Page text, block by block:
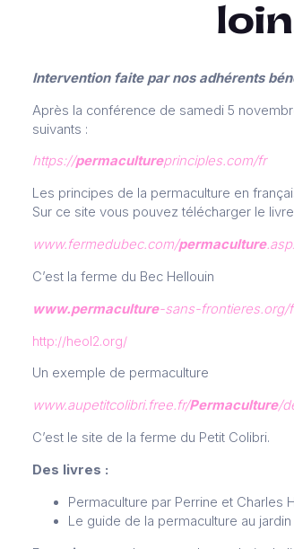
Intervention faite par nos adhérents
Après la conférence de samedi 5
suivants :
https://permacultureprinciples.com/fr
Les principes de la permaculture en
Sur ce site vous pouvez télécharger le
www.fermedubec.com/permaculture
C’est la ferme du Bec Hellouin
www.permaculture-sans-frontieres.org/
http://heol2.org/
Un exemple de permaculture
www.aupetitcolibri.free.fr/Permaculture/
C’est le site de la ferme du Petit Colibri.
Des livres :
Permaculture par Perrine et Charles
Le guide de la permaculture au jardin